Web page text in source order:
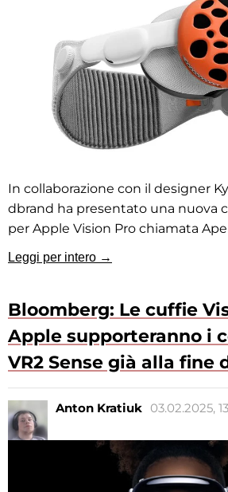
In collaborazione con il designer
dbrand ha presentato una nuova
per Apple Vision Pro chiamata
Leggi per intero →
Bloomberg: Le cuffie
Apple supporteranno i
VR2 Sense già alla fine
Anton Kratiuk 03.02.2025,